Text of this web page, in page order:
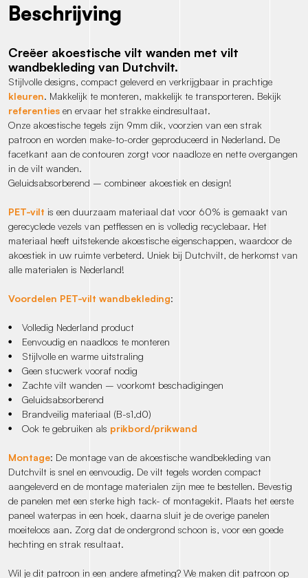
Beschrijving
Creëer akoestische vilt wanden met vilt
wandbekleding van Dutchvilt.
Stijlvolle designs, compact geleverd en verkrijgbaar in prachtige
kleuren. Makkelijk te monteren, makkelijk te transporteren. Bekijk
referenties en ervaar het strakke eindresultaat.
Onze akoestische tegels zijn 9mm dik, voorzien van een strak
patroon en worden make-to-order geproduceerd in Nederland. De
facetkant aan de contouren zorgt voor naadloze en nette overgangen
in de vilt wanden.
Geluidsabsorberend – combineer akoestiek en design!
PET-vilt is een duurzaam materiaal dat voor 60% is gemaakt van
gerecyclede vezels van petflessen en is volledig recyclebaar. Het
materiaal heeft uitstekende akoestische eigenschappen, waardoor de
akoestiek in uw ruimte verbeterd. Uniek bij Dutchvilt, de herkomst van
alle materialen is Nederland!
Voordelen PET-vilt wandbekleding:
Volledig Nederland product
Eenvoudig en naadloos te monteren
Stijlvolle en warme uitstraling
Geen stucwerk vooraf nodig
Zachte vilt wanden – voorkomt beschadigingen
Geluidsabsorberend
Brandveilig materiaal (B-s1,d0)
Ook te gebruiken als prikbord/prikwand
Montage: De montage van de akoestische wandbekleding van
Dutchvilt is snel en eenvoudig. De vilt tegels worden compact
aangeleverd en de montage materialen zijn mee te bestellen. Bevestig
de panelen met een sterke high tack- of montagekit. Plaats het eerste
paneel waterpas in een hoek, daarna sluit je de overige panelen
moeiteloos aan. Zorg dat de ondergrond schoon is, voor een goede
hechting en strak resultaat.
Wil je dit patroon in een andere afmeting? We maken dit patroon op